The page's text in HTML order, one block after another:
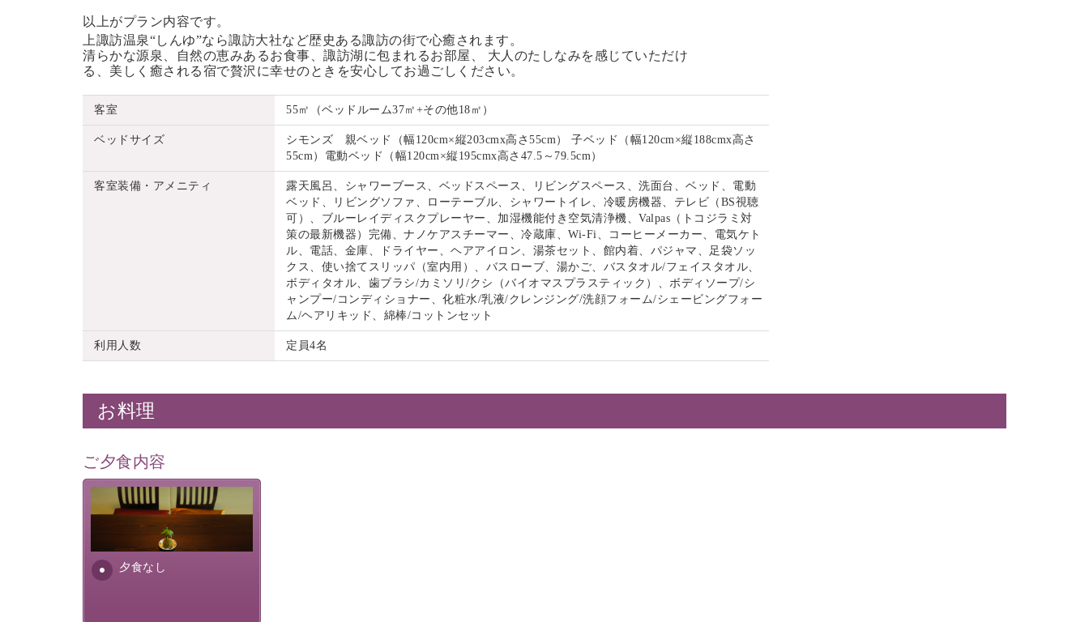
以上がプラン内容です。
上諏訪温泉“しんゆ”なら諏訪大社など歴史ある諏訪の街で心癒されます。
清らかな源泉、自然の恵みあるお食事、諏訪湖に包まれるお部屋、 大人のたしなみを感じていただけ
る、美しく癒される宿で贅沢に幸せのときを安心してお過ごしください。
客室 55㎡（ベッドルーム37㎡+その他18㎡）
ベッドサイズ
シモンズ 親ベッド（幅120cm×縦203cmx高さ55cm） 子ベッド（幅120cm×縦188cmx高さ
55cm）電動ベッド（幅120cm×縦195cmx高さ47.5～79.5cm）
客室装備・アメニティ
露天風呂、シャワーブース、ベッドスペース、リビングスペース、洗面台、ベッド、電動
ベッド、リビングソファ、ローテーブル、シャワートイレ、冷暖房機器、テレビ（BS視聴
可）、ブルーレイディスクプレーヤー、加湿機能付き空気清浄機、Valpas（トコジラミ対
策の最新機器）完備、ナノケアスチーマー、冷蔵庫、Wi-Fi、コーヒーメーカー、電気ケト
ル、電話、金庫、ドライヤー、ヘアアイロン、湯茶セット、館内着、パジャマ、足袋ソッ
クス、使い捨てスリッパ（室内用）、バスローブ、湯かご、バスタオル/フェイスタオル、
ボディタオル、歯ブラシ/カミソリ/クシ（バイオマスプラスティック）、ボディソープ/シ
ャンプー/コンディショナー、化粧水/乳液/クレンジング/洗顔フォーム/シェービングフォー
ム/ヘアリキッド、綿棒/コットンセット
利用人数 定員4名
お料理
ご夕食内容
夕食なし
夕食なしご夕食を追加される
場合は、二食付きのプランを
お選びくださいませ。